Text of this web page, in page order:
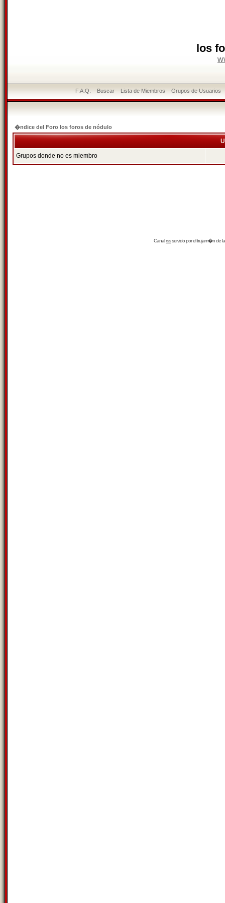
los
F.A.Q. Buscar Lista de Miembros Grupos de Usuarios
�ndice del Foro los foros de nódulo
Grupos donde no es miembro
Canalrssservido por eltrujam�nde